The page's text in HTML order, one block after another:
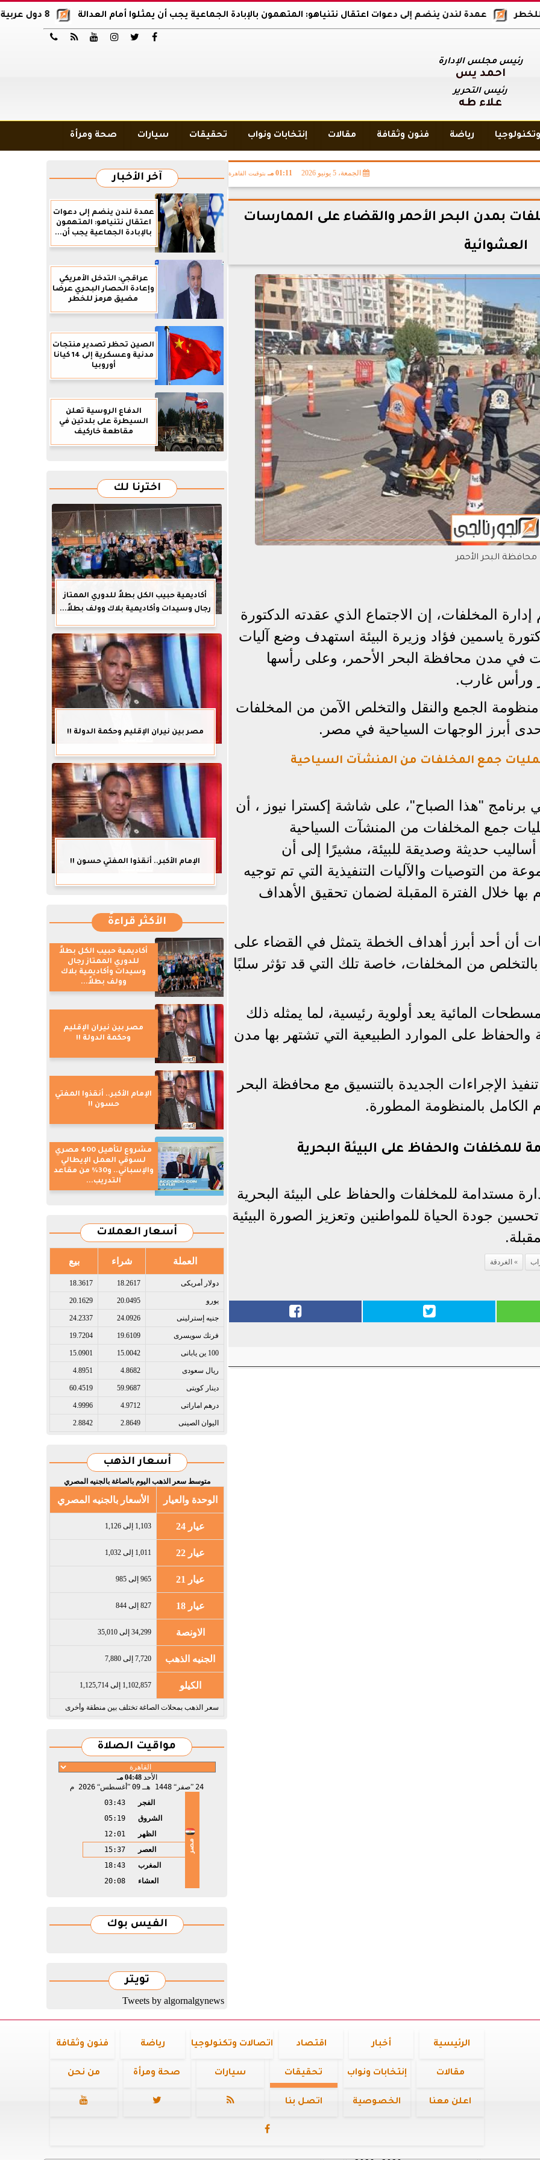
8 دول عربية وإسلامية تدين اقتحام المسجد الأقصى عمدة لندن ينضم إلى دعوات اعتقال نتنياهو: المتهمون بالإبادة الجماعية يجب أن يمثلوا أمام العدالة






رئيس مجلس الإدارة
أحمد يس
رئيس التحرير
علاء طه
رياضة فنون وثقافة مقالات إنتخابات ونواب تحقيقات سيارات صحة ومرأة
الجمعة، 5 يونيو 2026 01:11 مـ بتوقيت القاهرة
بمدن البحر الأحمر والقضاء على الممارسات
العشوائية
محافظة البحر الأحمر
المخلفات، إن الاجتماع الذي عقدته الدكتورة
ياسمين فؤاد وزيرة البيئة استهدف وضع آليات
في مدن محافظة البحر الأحمر، وعلى رأسها
ورأس غارب.
الجمع والنقل والتخلص الآمن من المخلفات
أبرز الوجهات السياحية في مصر.
جمع المخلفات من المنشآت السياحية
برنامج "هذا الصباح"، على شاشة إكسترا نيوز ، أن
جمع المخلفات من المنشآت السياحية
حديثة وصديقة للبيئة، مشيرًا إلى أن
من التوصيات والآليات التنفيذية التي تم توجيه
بها خلال الفترة المقبلة لضمان تحقيق الأهداف
أن أحد أبرز أهداف الخطة يتمثل في القضاء على
من المخلفات، خاصة تلك التي قد تؤثر سلبًا
المائية يعد أولوية رئيسية، لما يمثله ذلك
على الموارد الطبيعية التي تشتهر بها مدن
الإجراءات الجديدة بالتنسيق مع محافظة البحر
الكامل بالمنظومة المطورة.
والحفاظ على البيئة البحرية
مستدامة للمخلفات والحفاظ على البيئة البحرية
جودة الحياة للمواطنين وتعزيز الصورة البيئية
الغردقة
آخر الأخبار
عمدة لندن ينضم إلى دعوات
اعتقال نتنياهو: المتهمون
بالإبادة الجماعية يجب أن...
عراقجي: التدخل الأمريكي
وإعادة الحصار البحري عرضا
مضيق هرمز للخطر
الصين تحظر تصدير منتجات
مدنية وعسكرية إلى 14 كيانا
أوروبيا
الدفاع الروسية تعلن
السيطرة على بلدتين في
مقاطعة خاركيف
اخترنا لك
أكاديمية حبيب الكل بطلاً للدوري الممتاز
رجال وسيدات وأكاديمية بلاك وولف بطلاً...
مصر بين نيران الإقليم وحكمة الدولة !!
الإمام الأكبر.. أنقذوا المفتي حسون !!
الأكثر قراءةً
أكاديمية حبيب الكل بطلاً
للدوري الممتاز رجال
وسيدات وأكاديمية بلاك
وولف بطلاً...
مصر بين نيران الإقليم
وحكمة الدولة !!
الإمام الأكبر.. أنقذوا المفتي
حسون !!
مشروع لتأهيل 400 مصري
لسوقي العمل الإيطالي
والإسباني.. و30% من مقاعد
التدريب...
أسعار العملات
العملة شراء بيع
دولار أمريكى​ 18.2617
18.3617
يورو​ 20.0495
20.1629
جنيه إسترلينى​ 24.0926
24.2337
فرنك سويسرى​ 19.6109
19.7204
100 ين يابانى​ 15.0042
15.0901
ريال سعودى​ 4.8682
4.8951
دينار كويتى​ 59.9687
60.4519
درهم اماراتى​ 4.9712
4.9996
اليوان الصينى​ 2.8649
2.8842
أسعار الذهب
متوسط سعر الذهب اليوم بالصاغة بالجنيه المصري
الوحدة والعيار الأسعار بالجنيه المصري
عيار 24 1,103 إلى 1,126
عيار 22 1,011 إلى 1,032
عيار 21 965 إلى 985
عيار 18 827 إلى 844
الاونصة 34,299 إلى 35,010
الجنيه الذهب 7,720 إلى 7,880
الكيلو 1,102,857 إلى 1,125,714
سعر الذهب بمحلات الصاغة تختلف بين منطقة وأخرى
مواقيت الصلاة
الأحد04:48 مـ
24 صفر 1448 هـ 09 أغسطس 2026 م
مصر
الفجر
03:43
الشروق
05:19
الظهر
12:01
العصر
15:37
المغرب
18:43
العشاء
20:08
الفيس بوك
تويتر
Tweets by algornalgynews
الرئيسية أخبار اقتصاد اتصالات وتكنولوجيا رياضة فنون وثقافة
مقالات إنتخابات ونواب تحقيقات سيارات صحة ومرأة من نحن
اعلن معنا الخصوصية اتصل بنا 


